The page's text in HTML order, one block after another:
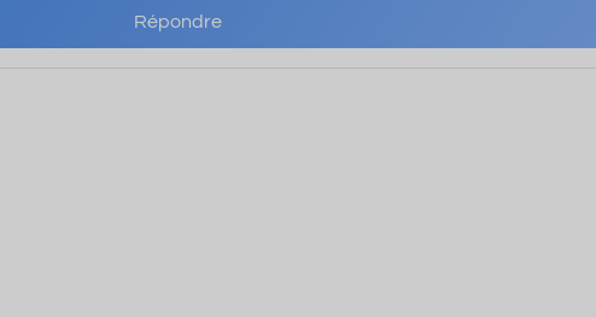
Répondre